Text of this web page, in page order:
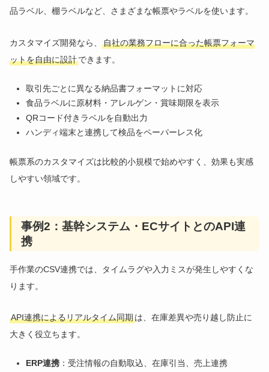
品ラベル、棚ラベルなど、さまざまな帳票やラベルを使います。
カスタマイズ開発なら、自社の業務フローに合った帳票フォーマ
ットを自由に設計できます。
取引先ごとに異なる納品書フォーマットに対応
食品ラベルに原材料・アレルゲン・賞味期限を表示
QRコード付きラベルを自動出力
ハンディ端末と連携して検品をペーパーレス化
帳票系のカスタマイズは比較的小規模で始めやすく、効果も実感
しやすい領域です。
事例2：基幹システム・ECサイトとのAPI連
携
手作業のCSV連携では、タイムラグや入力ミスが発生しやすくな
ります。
API連携によるリアルタイム同期は、在庫差異や売り越し防止に
大きく役立ちます。
ERP連携 ：受注情報の自動取込、在庫引当、売上連携